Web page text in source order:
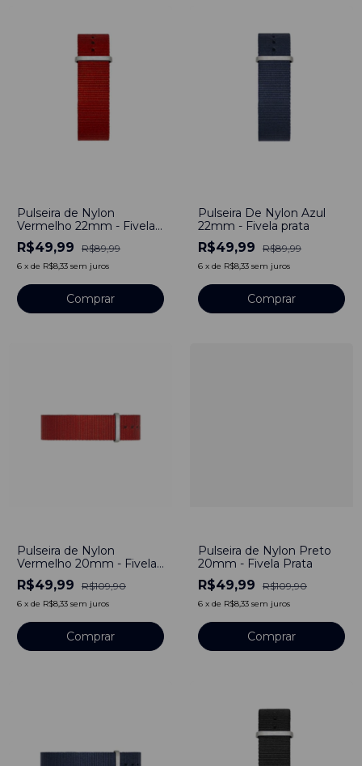
Pulseira de Nylon
Vermelho 22mm - Fivela
Prata
R$49,99 R$89,99
6 x de R$8,33 sem juros
Comprar
Pulseira De Nylon Azul
22mm - Fivela prata
R$49,99 R$89,99
6 x de R$8,33 sem juros
Comprar
Pulseira de Nylon
Vermelho 20mm - Fivela
Prata
R$49,99 R$109,90
6 x de R$8,33 sem juros
Comprar
Pulseira de Nylon Preto
20mm - Fivela Prata
R$49,99 R$109,90
6 x de R$8,33 sem juros
Comprar